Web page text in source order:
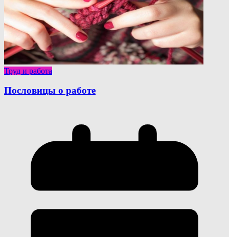
Труд и работа
Пословицы о работе